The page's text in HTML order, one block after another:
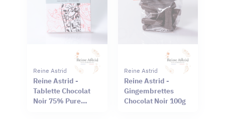
Reine Astrid
Reine Astrid -
Tablette Chocolat
Noir 75% Pure
Reine Astrid
Reine Astrid -
Gingembrettes
Chocolat Noir 100g